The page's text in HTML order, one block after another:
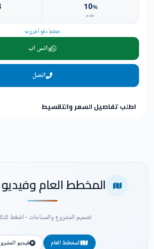
10%
مقدم
خطط دفع أخرى
واتس اب
اتصل
اطلب تفاصيل السعر والتقسيط
المخطط العام
تصميم المشروع والمساحات - اضغط
المخطط العام فيديو